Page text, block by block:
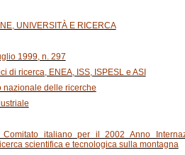
UNIVERSITÀ E RICERCA
1999, n. 297
di ricerca, ENEA, ISS, ISPESL e ASI
nazionale delle ricerche
italiano per il 2002 Anno
scientifica e tecnologica sulla montagna